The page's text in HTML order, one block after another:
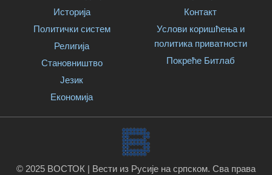
Историја
Политички систем
Религија
Становништво
Језик
Економија
Контакт
Услови коришћења и
политика приватности
Покреће Битлаб
© 2025 ВОСТОК | Вести из Русије на српском. Сва права